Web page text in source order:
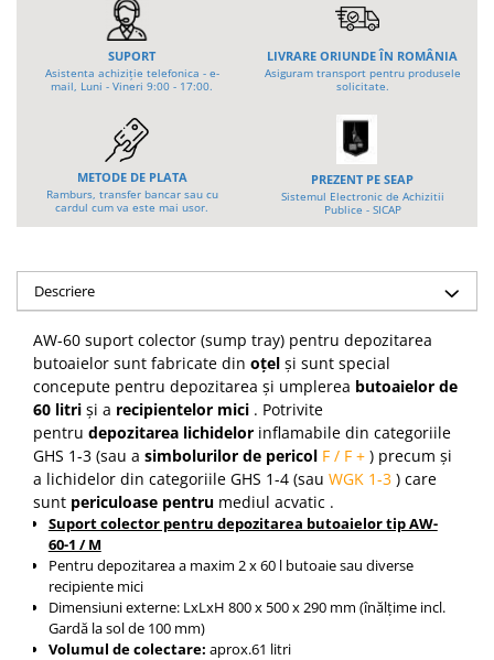
Platforme foarfeca
Translator stivuitor
Prelungitor lame stivuitor CAM
attachments
Cleste ridicare butoi
Dispozitive ridicare butoaie
SUPORT
Asistenta achiziție telefonica - e-
mail, Luni - Vineri 9:00 - 17:00.
LIVRARE ORIUNDE ÎN ROMÂNIA
Asiguram transport pentru produsele
solicitate.
METODE DE PLATA
Ramburs, transfer bancar sau cu
cardul cum va este mai usor.
PREZENT PE SEAP
Sistemul Electronic de Achizitii
Publice - SICAP
Descriere
AW-60 suport colector (sump tray) pentru depozitarea
butoaielor sunt fabricate din oțel și sunt special
concepute pentru depozitarea și umplerea butoaielor de
60 litri și a recipientelor mici . Potrivite
pentru depozitarea lichidelor inflamabile din categoriile
GHS 1-3 (sau a simbolurilor de pericol F / F + ) precum și
a lichidelor din categoriile GHS 1-4 (sau WGK 1-3 ) care
sunt periculoase pentru mediul acvatic .
Suport colector pentru depozitarea butoaielor tip AW-
60-1 / M
Pentru depozitarea a maxim 2 x 60 l butoaie sau diverse
recipiente mici
Dimensiuni externe: LxLxH 800 x 500 x 290 mm (înălțime incl.
Gardă la sol de 100 mm)
Volumul de colectare: aprox.61 litri